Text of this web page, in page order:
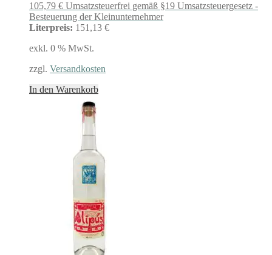
105,79 € Umsatzsteuerfrei gemäß §19 Umsatzsteuergesetz -
Besteuerung der Kleinunternehmer
Literpreis: 151,13 €
exkl. 0 % MwSt.
zzgl. Versandkosten
In den Warenkorb